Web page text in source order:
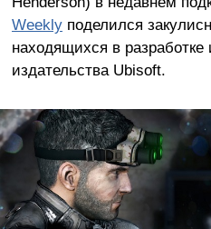
Weeklyподелился
находящихся в разработке
издательства Ubisoft.